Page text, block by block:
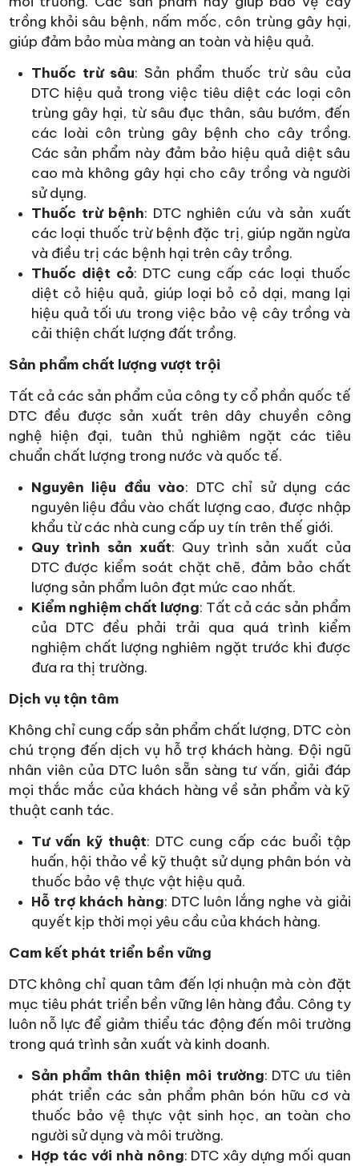
trồng khỏi sâu bệnh, nấm mốc, côn trùng gây hại,
giúp đảm bảo mùa màng an toàn và hiệu quả.
Thuốc trừ sâu: Sản phẩm thuốc trừ sâu của
DTC hiệu quả trong việc tiêu diệt các loại côn
trùng gây hại, từ sâu đục thân, sâu bướm, đến
các loài côn trùng gây bệnh cho cây trồng.
Các sản phẩm này đảm bảo hiệu quả diệt sâu
cao mà không gây hại cho cây trồng và người
sử dụng.
Thuốc trừ bệnh: DTC nghiên cứu và sản xuất
các loại thuốc trừ bệnh đặc trị, giúp ngăn ngừa
và điều trị các bệnh hại trên cây trồng.
Thuốc diệt cỏ: DTC cung cấp các loại thuốc
diệt cỏ hiệu quả, giúp loại bỏ cỏ dại, mang lại
hiệu quả tối ưu trong việc bảo vệ cây trồng và
cải thiện chất lượng đất trồng.
Sản phẩm chất lượng vượt trội
Tất cả các sản phẩm của công ty cổ phần quốc tế
DTC đều được sản xuất trên dây chuyền công
nghệ hiện đại, tuân thủ nghiêm ngặt các tiêu
chuẩn chất lượng trong nước và quốc tế.
Nguyên liệu đầu vào: DTC chỉ sử dụng các
nguyên liệu đầu vào chất lượng cao, được nhập
khẩu từ các nhà cung cấp uy tín trên thế giới.
Quy trình sản xuất: Quy trình sản xuất của
DTC được kiểm soát chặt chẽ, đảm bảo chất
lượng sản phẩm luôn đạt mức cao nhất.
Kiểm nghiệm chất lượng: Tất cả các sản phẩm
của DTC đều phải trải qua quá trình kiểm
nghiệm chất lượng nghiêm ngặt trước khi được
đưa ra thị trường.
Dịch vụ tận tâm
Không chỉ cung cấp sản phẩm chất lượng, DTC còn
chú trọng đến dịch vụ hỗ trợ khách hàng. Đội ngũ
nhân viên của DTC luôn sẵn sàng tư vấn, giải đáp
mọi thắc mắc của khách hàng về sản phẩm và kỹ
thuật canh tác.
Tư vấn kỹ thuật: DTC cung cấp các buổi tập
huấn, hội thảo về kỹ thuật sử dụng phân bón và
thuốc bảo vệ thực vật hiệu quả.
Hỗ trợ khách hàng: DTC luôn lắng nghe và giải
quyết kịp thời mọi yêu cầu của khách hàng.
Cam kết phát triển bền vững
DTC không chỉ quan tâm đến lợi nhuận mà còn đặt
mục tiêu phát triển bền vững lên hàng đầu. Công ty
luôn nỗ lực để giảm thiểu tác động đến môi trường
trong quá trình sản xuất và kinh doanh.
Sản phẩm thân thiện môi trường: DTC ưu tiên
phát triển các sản phẩm phân bón hữu cơ và
thuốc bảo vệ thực vật sinh học, an toàn cho
người sử dụng và môi trường.
Hợp tác với nhà nông: DTC xây dựng mối quan